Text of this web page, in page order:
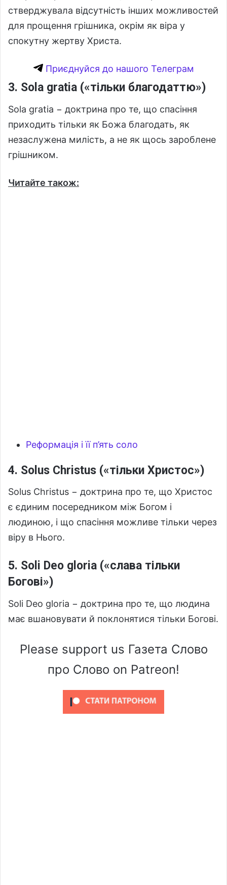
стверджувала відсутність інших можливостей
для прощення грішника, окрім як віра у
спокутну жертву Христа.
Приєднуйся до нашого Телеграм
3. Sola gratia («тільки благодаттю»)
Sola gratia − доктрина про те, що спасіння
приходить тільки як Божа благодать, як
незаслужена милість, а не як щось зароблене
грішником.
Читайте також:
Реформація і її п’ять соло
4. Solus Christus («тільки Христос»)
Solus Christus − доктрина про те, що Христос
є єдиним посередником між Богом і
людиною, і що спасіння можливе тільки через
віру в Нього.
5. Soli Deo gloria («слава тільки
Богові»)
Soli Deo gloria − доктрина про те, що людина
має вшановувати й поклонятися тільки Богові.
Please support us Газета Слово
про Слово on Patreon!